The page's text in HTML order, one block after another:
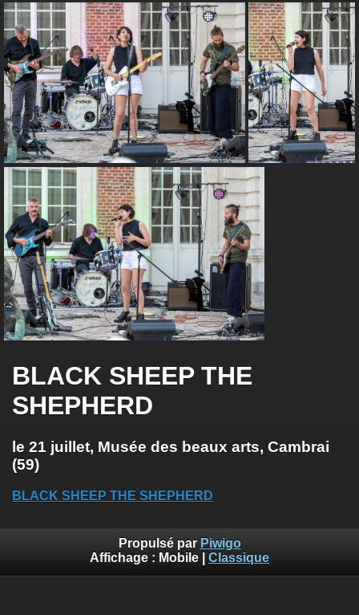
BLACK SHEEP THE
SHEPHERD
le 21 juillet, Musée des beaux arts, Cambrai
(59)
BLACK SHEEP THE SHEPHERD
Propulsé par Piwigo
Affichage : Mobile Classique